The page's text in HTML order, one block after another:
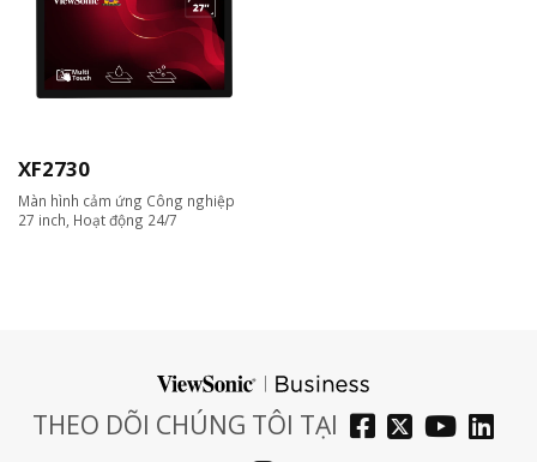
XF2730
Màn hình cảm ứng Công nghiệp
27 inch, Hoạt động 24/7
THEO DÕI CHÚNG TÔI TẠI